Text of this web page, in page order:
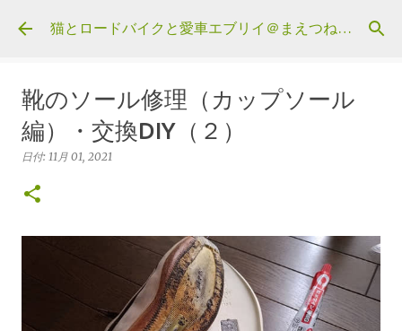
スキップしてメイン コンテンツに移動
靴のソール修理（カップソール
編）・交換DIY（２）
日付: 11月 01, 2021